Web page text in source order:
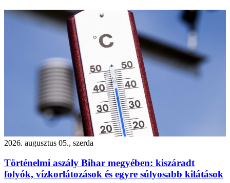
2026. augusztus 05., szerda
Történelmi aszály Bihar megyében: kiszáradt
folyók, vízkorlátozások és egyre súlyosabb kilátások